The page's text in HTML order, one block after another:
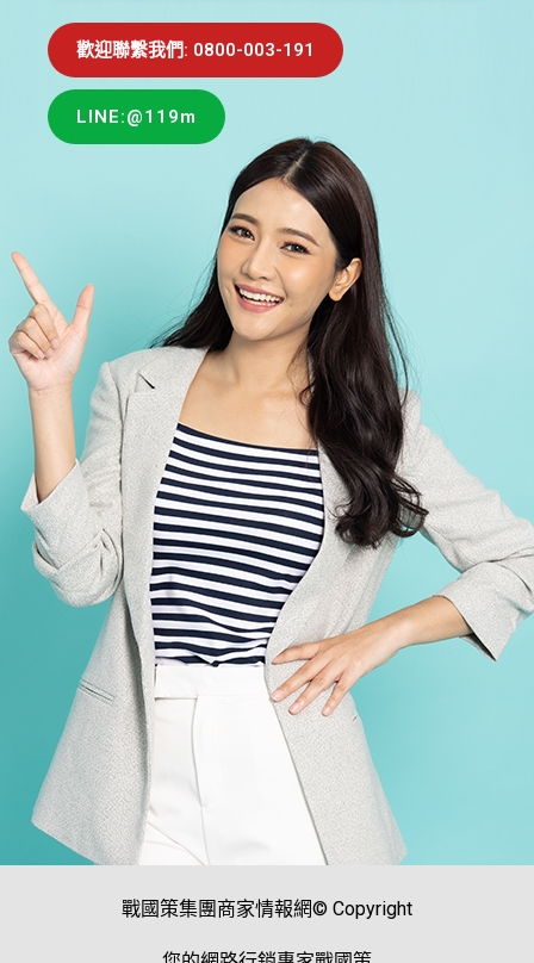
歡迎聯繫我們: 0800-003-191
LINE:@119m
戰國策集團商家情報網© Copyright